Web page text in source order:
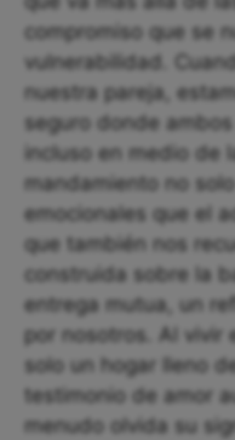
compromiso que se
vulnerabilidad.
nuestra pareja,
seguro donde
incluso en medio de
mandamiento no
emocionales que el
que también nos
construida sobre la
entrega mutua, un
por nosotros. Al vivir
solo un hogar lleno
testimonio de amor
menudo olvida su